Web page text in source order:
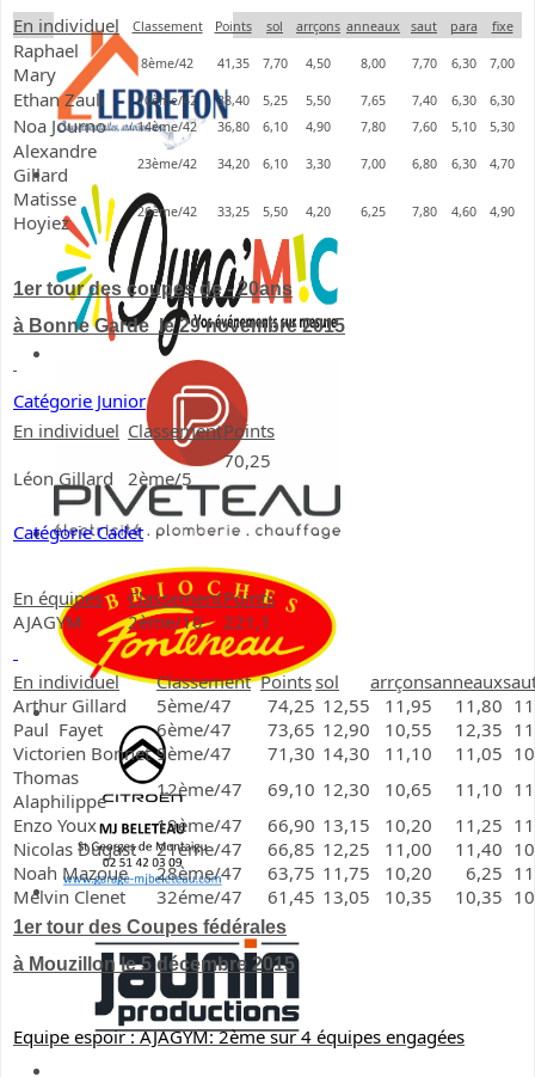
En individuel Classement Points sol arrçons anneaux saut para fixe
Raphael
Mary
8ème/42 41,35 7,70 4,50 8,00 7,70 6,30 7,00
Ethan Zauli 10ème/42 38,40 5,25 5,50 7,65 7,40 6,30 6,30
Noa Journo 14ème/42 36,80 6,10 4,90 7,80 7,60 5,10 5,30
Alexandre
Gillard
23ème/42 34,20 6,10 3,30 7,00 6,80 6,30 4,70
Matisse
Hoyiez
26ème/42 33,25 5,50 4,20 6,25 7,80 4,60 4,90
1er tour des coupes de - 20ans
à Bonne Garde le 29 novembre 2015
Catégorie Junior
En individuel ClassementPoints
Léon Gillard
2ème/5
70,25
Catégorie Cadet
En équipes ClassementPoints
AJAGYM
2ème/10 221,1
En individuel Classement Pointssol arrçonsanneaux
Arthur Gillard
5ème/47 74,25 12,55 11,95 11,80
Paul Fayet
6ème/47 73,65 12,90 10,55 12,35
Victorien Bonnet 9ème/47 71,30 14,30 11,10 11,05
Thomas
Alaphilippe
12ème/47 69,10 12,30 10,65 11,10
Enzo Youx
19ème/47 66,90 13,15 10,20 11,25
Nicolas Dugast
21ème/47 66,85 12,25 11,00 11,40
Noah Mazoue
28ème/47 63,75 11,75 10,20 6,25
Melvin Clenet
32éme/47 61,45 13,05 10,35 10,35
1er tour des Coupes fédérales
à Mouzillon le 5 décembre 2015
Equipe espoir : AJAGYM: 2ème sur 4 équipes engagées